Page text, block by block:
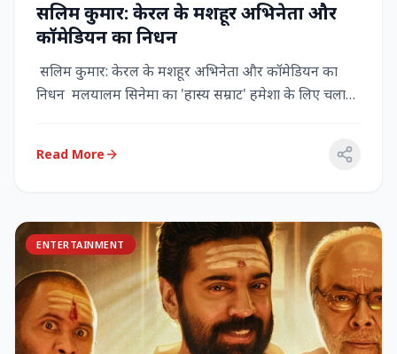
सलिम कुमार: केरल के मशहूर अभिनेता और
कॉमेडियन का निधन
सलिम कुमार: केरल के मशहूर अभिनेता और कॉमेडियन का
निधन मलयालम सिनेमा का 'हास्य सम्राट' हमेशा के लिए चला
Read More
ENTERTAINMENT